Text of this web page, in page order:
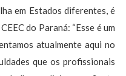
em Estados diferentes, é
do Paraná: “Esse é um
atualmente aqui no
que os profissionais